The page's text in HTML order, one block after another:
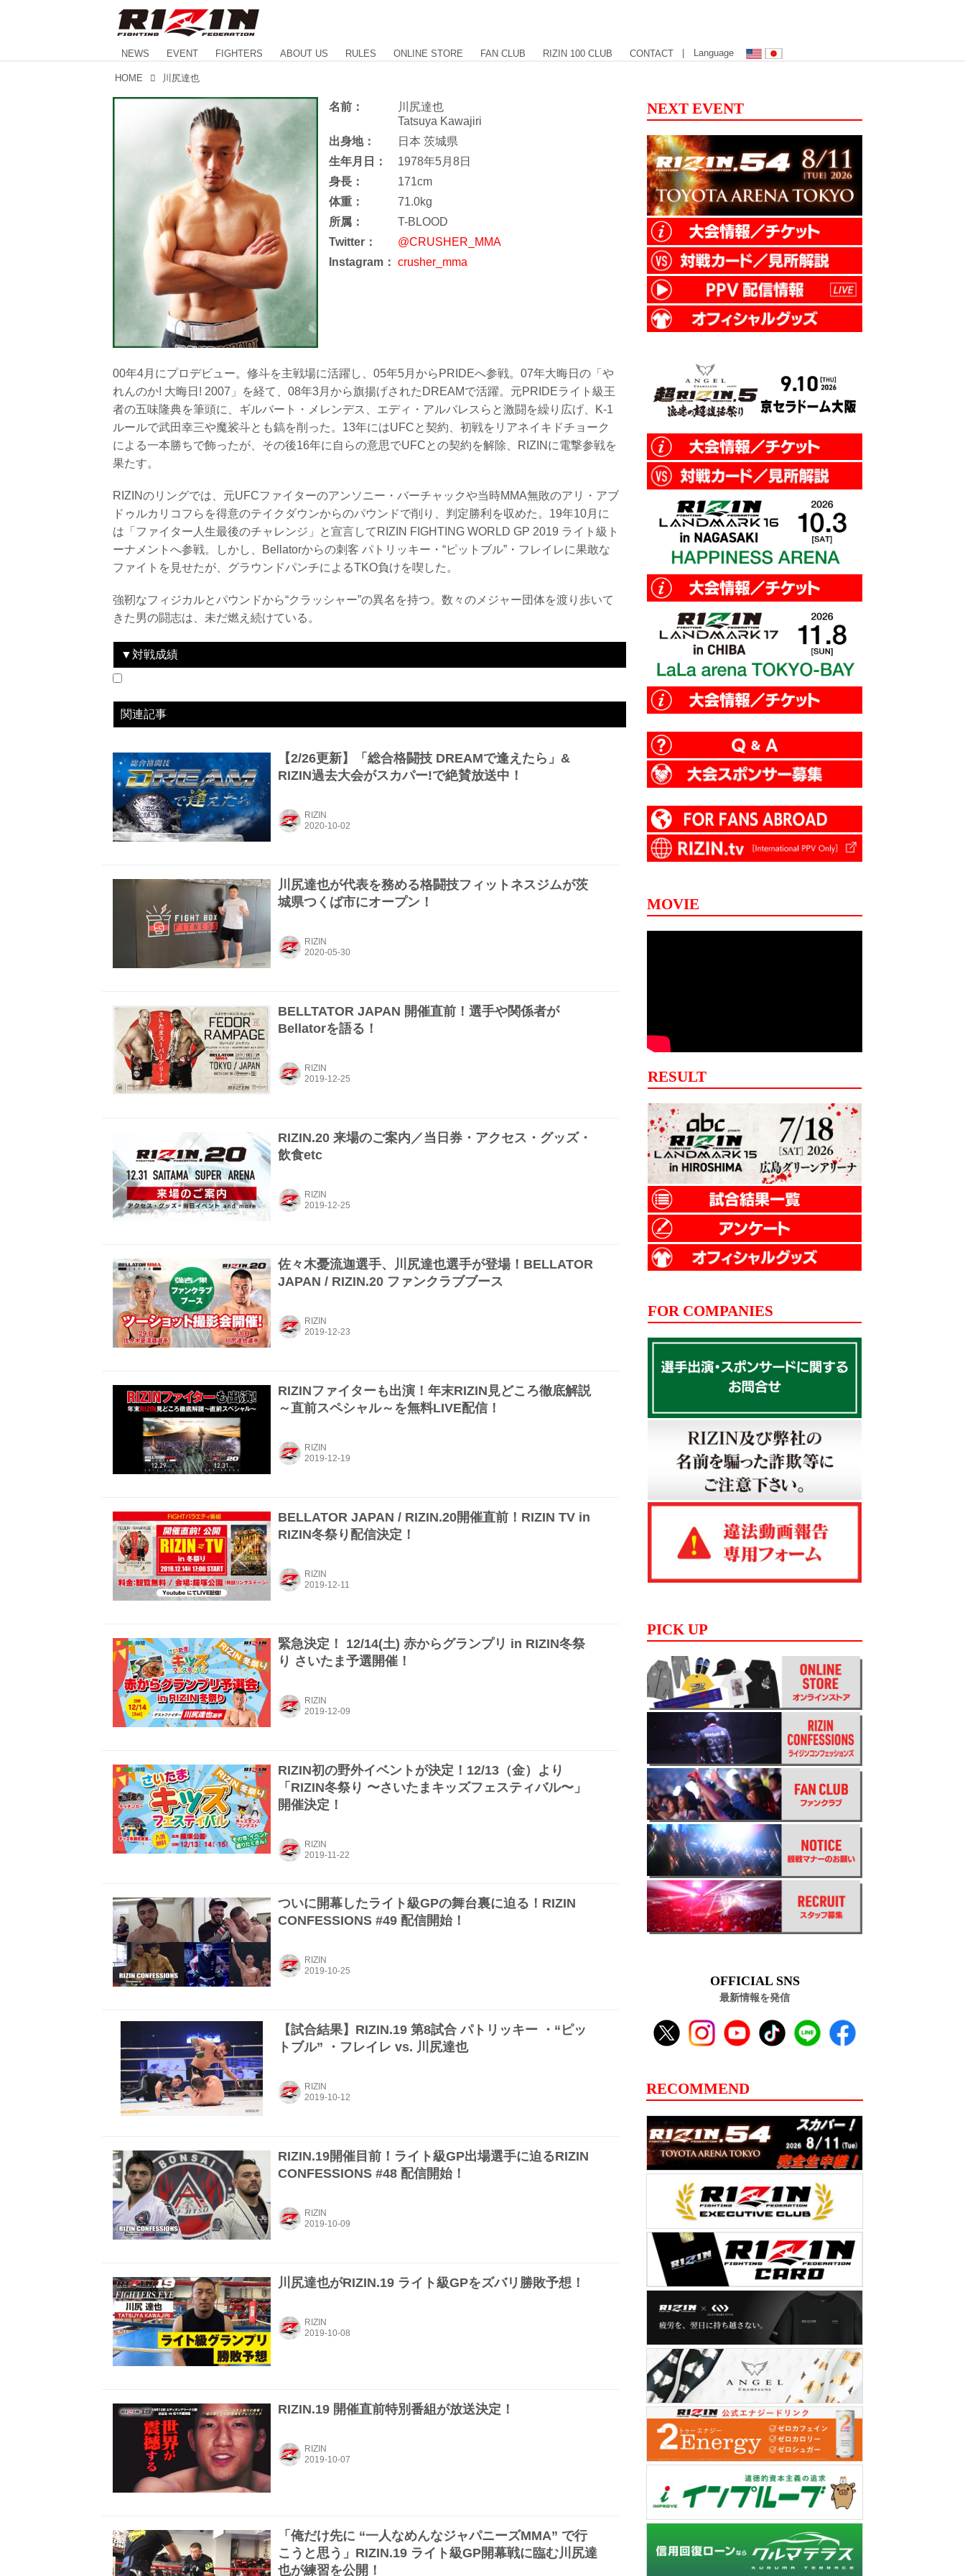
NEWS EVENT FIGHTERS ABOUT US RULES ONLINE STORE FAN CLUB RIZIN 100 CLUB CONTACT | Language
HOME 川尻達也
名前：
川尻達也
Tatsuya Kawajiri
出身地：
日本 茨城県
生年月日：
1978年5月8日
身長：
171cm
体重：
71.0kg
所属：
T-BLOOD
Twitter：
@CRUSHER_MMA
Instagram：
crusher_mma
00年4月にプロデビュー。修斗を主戦場に活躍し、05年5月からPRIDEへ参戦。07年大晦日の「や
れんのか! 大晦日! 2007」を経て、08年3月から旗揚げされたDREAMで活躍。元PRIDEライト級王
者の五味隆典を筆頭に、ギルバート・メレンデス、エディ・アルバレスらと激闘を繰り広げ、K-1
ルールで武田幸三や魔裟斗とも鎬を削った。13年にはUFCと契約、初戦をリアネイキドチョーク
による一本勝ちで飾ったが、その後16年に自らの意思でUFCとの契約を解除、RIZINに電撃参戦を
果たす。
RIZINのリングでは、元UFCファイターのアンソニー・バーチャックや当時MMA無敗のアリ・アブ
ドゥルカリコフらを得意のテイクダウンからのパウンドで削り、判定勝利を収めた。19年10月に
は「ファイター人生最後のチャレンジ」と宣言してRIZIN FIGHTING WORLD GP 2019 ライト級ト
ーナメントへ参戦。しかし、Bellatorからの刺客 パトリッキー・“ピットブル”・フレイレに果敢な
ファイトを見せたが、グラウンドパンチによるTKO負けを喫した。
強靭なフィジカルとパウンドから“クラッシャー”の異名を持つ。数々のメジャー団体を渡り歩いて
きた男の闘志は、未だ燃え続けている。
▼対戦成績
関連記事
【2/26更新】「総合格闘技 DREAMで逢えたら」&
RIZIN過去大会がスカパー!で絶賛放送中！
RIZIN
川尻達也が代表を務める格闘技フィットネスジムが茨
城県つくば市にオープン！
RIZIN
BELLTATOR JAPAN 開催直前！選手や関係者が
Bellatorを語る！
RIZIN
RIZIN.20 来場のご案内／当日券・アクセス・グッズ・
飲食etc
RIZIN
佐々木憂流迦選手、川尻達也選手が登場！BELLATOR
JAPAN / RIZIN.20 ファンクラブブース
RIZIN
RIZINファイターも出演！年末RIZIN見どころ徹底解説
～直前スペシャル～を無料LIVE配信！
RIZIN
BELLATOR JAPAN / RIZIN.20開催直前！RIZIN TV in
RIZIN冬祭り配信決定！
RIZIN
緊急決定！ 12/14(土) 赤からグランプリ in RIZIN冬祭
り さいたま予選開催！
RIZIN
RIZIN初の野外イベントが決定！12/13（金）より
「RIZIN冬祭り 〜さいたまキッズフェスティバル〜」
開催決定！
RIZIN
ついに開幕したライト級GPの舞台裏に迫る！RIZIN
CONFESSIONS #49 配信開始！
RIZIN
【試合結果】RIZIN.19 第8試合 パトリッキー ・“ピッ
トブル” ・フレイレ vs. 川尻達也
RIZIN
RIZIN.19開催目前！ライト級GP出場選手に迫るRIZIN
CONFESSIONS #48 配信開始！
RIZIN
川尻達也がRIZIN.19 ライト級GPをズバリ勝敗予想！
RIZIN
RIZIN.19 開催直前特別番組が放送決定！
RIZIN
「俺だけ先に “一人なめんなジャパニーズMMA” で行
こうと思う」RIZIN.19 ライト級GP開幕戦に臨む川尻達
也が練習を公開！
NEXT EVENT
MOVIE
RESULT
FOR COMPANIES
PICK UP
OFFICIAL SNS
最新情報を発信
RECOMMEND